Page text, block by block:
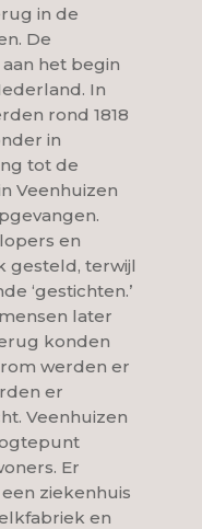
in de
De
het begin
In
rond 1818
in
tot de
Veenhuizen
en
gesteld, terwijl
‘gestichten.’
later
konden
werden er
er
Veenhuizen
Er
ziekenhuis
en